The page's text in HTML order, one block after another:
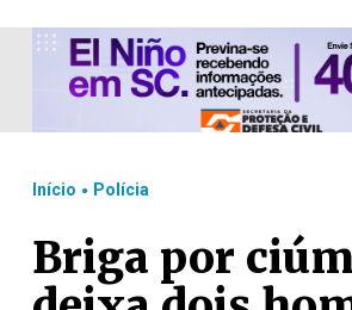
Início . Polícia
Briga por